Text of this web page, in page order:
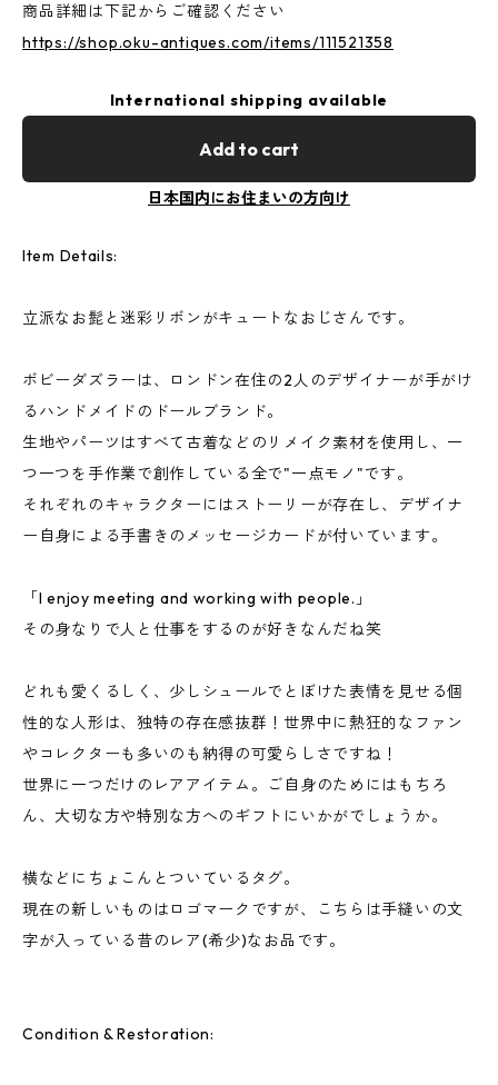
商品詳細は下記からご確認ください
https://shop.oku-antiques.com/items/111521358
International shipping available
Add to cart
日本国内にお住まいの方向け
Item Details:
立派なお髭と迷彩リボンがキュートなおじさんです。
ボビーダズラーは、ロンドン在住の2人のデザイナーが手がけ
るハンドメイドのドールブランド。
生地やパーツはすべて古着などのリメイク素材を使用し、一
つ一つを手作業で創作している全で"一点モノ"です。
それぞれのキャラクターにはストーリーが存在し、デザイナ
ー自身による手書きのメッセージカードが付いています。
「I enjoy meeting and working with people.」
その身なりで人と仕事をするのが好きなんだね笑
どれも愛くるしく、少しシュールでとぼけた表情を見せる個
性的な人形は、独特の存在感抜群！世界中に熱狂的なファン
やコレクターも多いのも納得の可愛らしさですね！
世界に一つだけのレアアイテム。ご自身のためにはもちろ
ん、大切な方や特別な方へのギフトにいかがでしょうか。
横などにちょこんとついているタグ。
現在の新しいものはロゴマークですが、こちらは手縫いの文
字が入っている昔のレア(希少)なお品です。
Condition & Restoration: